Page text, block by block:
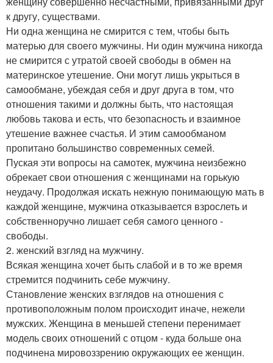
к другу, существами.
Ни одна женщина не смирится с тем, чтобы быть
матерью для своего мужчины. Ни один мужчина никогда
не смирится с утратой своей свободы в обмен на
материнское утешение. Они могут лишь укрыться в
самообмане, убеждая себя и друг друга в том, что
отношения такими и должны быть, что настоящая
любовь такова и есть, что безопасность и взаимное
утешение важнее счастья. И этим самообманом
пропитано большинство современных семей.
Пуская эти вопросы на самотек, мужчина неизбежно
обрекает свои отношения с женщинами на горькую
неудачу. Продолжая искать нежную понимающую мать в
каждой женщине, мужчина отказывается взрослеть и
собственноручно лишает себя самого ценного -
свободы.
2. женский взгляд на мужчину.
Всякая женщина хочет быть слабой и в то же время
стремится подчинить себе мужчину.
Становление женских взглядов на отношения с
противоположным полом происходит иначе, нежели
мужских. Женщина в меньшей степени перенимает
модель своих отношений с отцом - куда больше она
подчинена мировоззрению окружающих ее женщин.